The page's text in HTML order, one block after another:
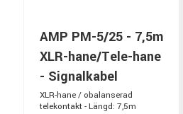
AMP PM-5/25 - 7,5m
XLR-hane/Tele-hane
- Signalkabel
XLR-hane / obalanserad
telekontakt - Längd: 7,5m